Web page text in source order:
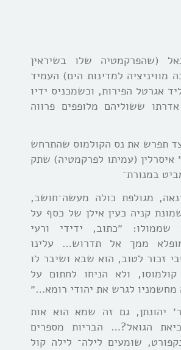
(שהפרקמטיה שלו בשיראין
מוויניציה למדינות הים) העמיד
אגרטל הפירות, וכשמכניס ידיו
ששוליהם מלופפים פרווה
תפרש את נס הקולמוס שהתרחש
איסרלין (עמיתו לפרקמטיה) שתק
במנורת־
מגולפת כולה מעשה־חושב,
קניה כעין אילן של כסף על
שממולו: ״כתוב, ידידי ורעי
ממך אל תדרוש… עלינו
זכור לטוב, הוא שבא ושיבר לו
קולמוסו, ולא הניחו לחתום על
מחשמניו לגרש את יהודי רומא…״
יהונתן, גם זה שמא הוא אות
הגואל?… הבריות מספרים
שומעים לילה־ לילה קול